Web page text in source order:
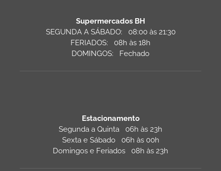
Supermercados BH
SEGUNDA A SÁBADO: 08:00 às 21:30
FERIADOS: 08h às 18h
DOMINGOS: Fechado
Estacionamento
Segunda a Quinta 06h às 23h
Sexta e Sábado 06h às 00h
Domingos e Feriados 08h às 23h